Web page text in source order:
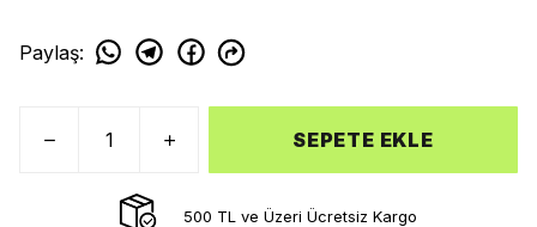
Paylaş:
SEPETE EKLE
500 TL ve Üzeri Ücretsiz Kargo